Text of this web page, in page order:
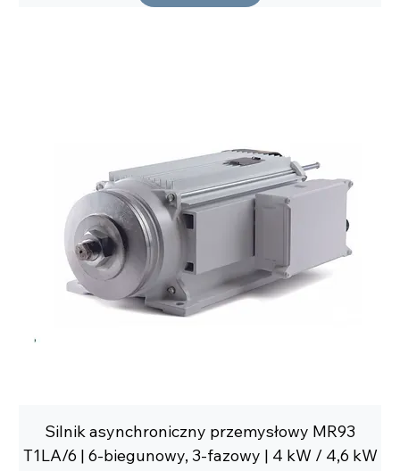
Silnik asynchroniczny przemysłowy MR93
T1LA/6 | 6-biegunowy, 3-fazowy | 4 kW / 4,6 kW